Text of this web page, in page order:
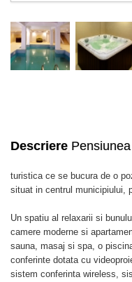
Descriere
turistica ce se bucura de o
situat in centrul municipiului,
Un spatiu al relaxarii si
camere moderne si
sauna, masaj si spa, o
conferinte dotata cu
sistem conferinta wireless,